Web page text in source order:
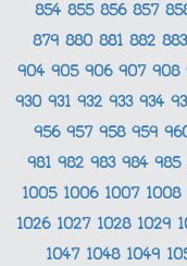
854 855 856 857
879 880 881 882 883
904 905 906 907 908
930 931 932 933 934
956 957 958 959
981 982 983 984 985
1005 1006 1007 1008
1026 1027 1028 1029
1047 1048 1049